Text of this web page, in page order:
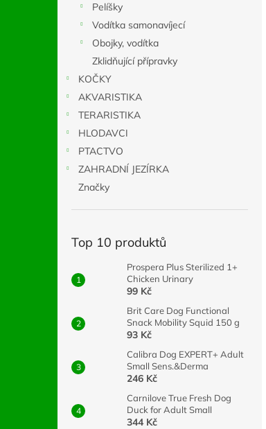
Pelíšky
Vodítka samonavíjecí
Obojky, vodítka
Zklidňující přípravky
KOČKY
AKVARISTIKA
TERARISTIKA
HLODAVCI
PTACTVO
ZAHRADNÍ JEZÍRKA
Značky
Top 10 produktů
Prospera Plus Sterilized 1+
Chicken Urinary
99 Kč
Brit Care Dog Functional
Snack Mobility Squid 150 g
93 Kč
Calibra Dog EXPERT+ Adult
Small Sens.&Derma
246 Kč
Carnilove True Fresh Dog
Duck for Adult Small
344 Kč